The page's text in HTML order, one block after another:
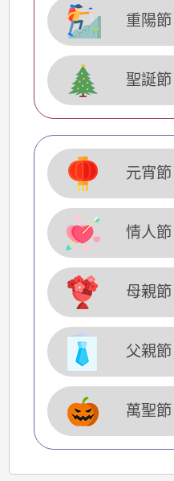
重陽節
聖誕節
元宵節
情人節
母親節
父親節
萬聖節